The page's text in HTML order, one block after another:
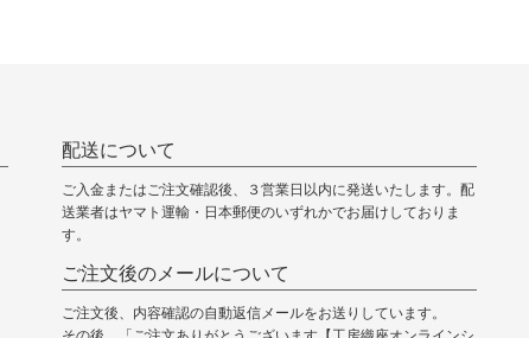
配送について
ご入金またはご注文確認後、３営業日以内に発送いたします。配
送業者はヤマト運輸・日本郵便のいずれかでお届けしておりま
す。
ご注文後のメールについて
ご注文後、内容確認の自動返信メールをお送りしています。